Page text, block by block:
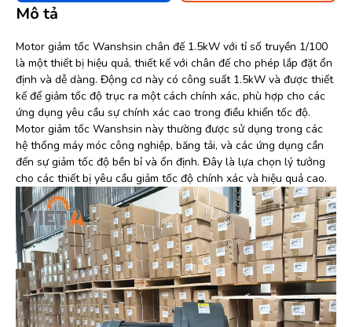
Mô tả
Motor giảm tốc Wanshsin chân đế 1.5kW với tỉ số truyền 1/100
là một thiết bị hiệu quả, thiết kế với chân đế cho phép lắp đặt ổn
định và dễ dàng. Động cơ này có công suất 1.5kW và được thiết
kế để giảm tốc độ trục ra một cách chính xác, phù hợp cho các
ứng dụng yêu cầu sự chính xác cao trong điều khiển tốc độ.
Motor giảm tốc Wanshsin này thường được sử dụng trong các
hệ thống máy móc công nghiệp, băng tải, và các ứng dụng cần
đến sự giảm tốc độ bền bỉ và ổn định. Đây là lựa chọn lý tưởng
cho các thiết bị yêu cầu giảm tốc độ chính xác và hiệu quả cao.